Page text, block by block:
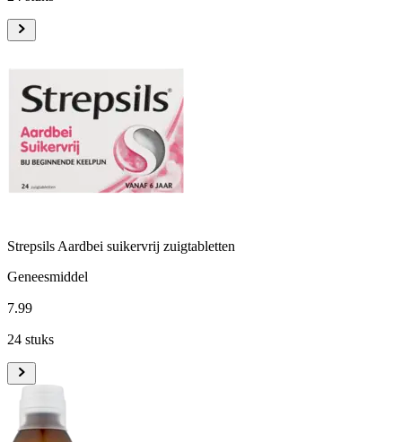
Strepsils Aardbei suikervrij zuigtabletten
Geneesmiddel
7.99
24 stuks